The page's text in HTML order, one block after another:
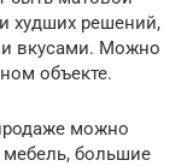
худших решений,
вкусами. Можно
объекте.
можно
мебель, большие